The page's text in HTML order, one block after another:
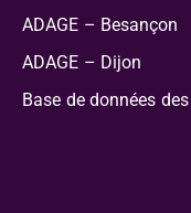
ADAGE – Besançon
ADAGE – Dijon
Base de données